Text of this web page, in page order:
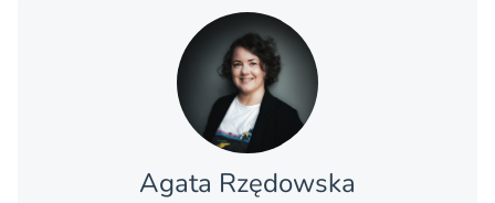
Agata Rzędowska